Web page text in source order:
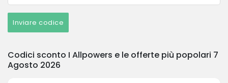
Inviare codice
Codici sconto I Allpowers e le offerte più popolari 7
Agosto 2026